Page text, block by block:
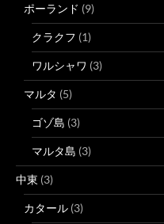
ポーランド (9)
クラクフ (1)
ワルシャワ (3)
マルタ (5)
ゴゾ島 (3)
マルタ島 (3)
中東 (3)
カタール (3)